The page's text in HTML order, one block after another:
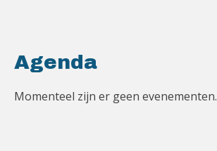
Agenda
Momenteel zijn er geen evenementen.